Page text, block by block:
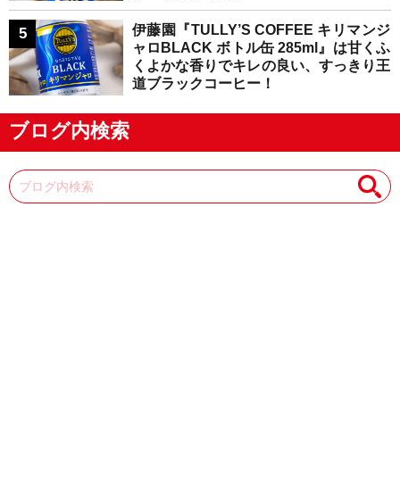
伊藤園『TULLY’S COFFEE キリマンジ
ャロBLACK ボトル缶 285ml』は甘くふ
くよかな香りでキレの良い、すっきり王
道ブラックコーヒー！
ブログ内検索